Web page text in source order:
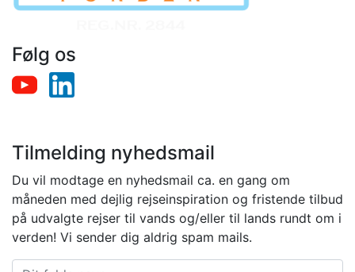
Følg os
Tilmelding nyhedsmail
Du vil modtage en nyhedsmail ca. en gang om
måneden med dejlig rejseinspiration og fristende tilbud
på udvalgte rejser til vands og/eller til lands rundt om i
verden! Vi sender dig aldrig spam mails.